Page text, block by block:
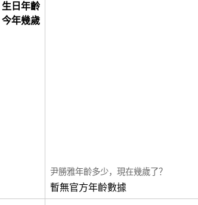
生日年齡
今年幾歲
尹勝雅年齡多少，現在幾歲了？
暫無官方年齡數據